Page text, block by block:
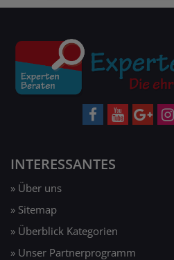
INTERESSANTES
» Über uns
» Sitemap
» Überblick Kategorien
» Unser Partnerprogramm